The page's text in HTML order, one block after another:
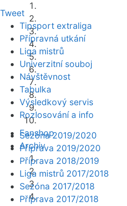
Fanshop
Archiv
Tweet
Tipsport extraliga
Přípravná utkání
Liga mistrů
Univerzitní souboj
Návštěvnost
Tabulka
Výsledkový servis
Rozlosování a info
Sezóna 2019/2020
Příprava 2019/2020
Příprava 2018/2019
Liga mistrů 2017/2018
Sezóna 2017/2018
Příprava 2017/2018